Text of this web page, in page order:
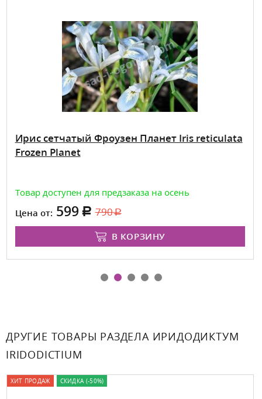
Ирис сетчатый Фроузен Планет Iris reticulata
Frozen Planet
Товар доступен для предзаказа на осень
Цена от: 599 790
В КОРЗИНУ
ДРУГИЕ ТОВАРЫ РАЗДЕЛА ИРИДОДИКТУМ
IRIDODICTIUM
ХИТ ПРОДАЖ СКИДКА (-50%)